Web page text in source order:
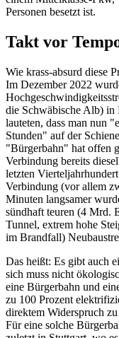
Personen besetzt ist.
Takt vor
Wie krass-absurd diese
Im Dezember 2022
die Schwäbische Alb) in
lauteten, dass man nun
Stunden" auf der
"Bürgerbahn" hat offen
Verbindung bereits
letzten
Verbindung (vor allem
Minuten langsamer
sündhaft teuren (4 Mrd.
Tunnel, extrem hohe
im Brandfall)
Das heißt: Es gibt auch
sich muss nicht
eine Bürgerbahn und
zu 100 Prozent
direktem Widerspruch
Für eine solche